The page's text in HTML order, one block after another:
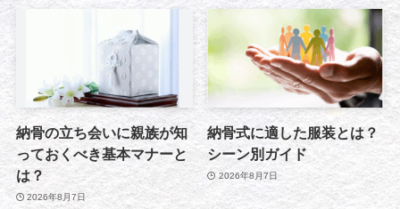
納骨の立ち会いに親族が知
っておくべき基本マナーと
は？
2026年8月7日
納骨式に適した服装とは？
シーン別ガイド
2026年8月7日